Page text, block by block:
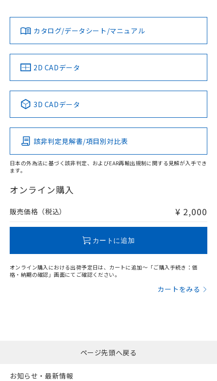
ダウンロードデータをご利用いただく前に、以下を必ずお読
みください。
ソフトウェアの使用条件
対応済み
中国 RoHS 注意事項・凡例
Pb Hg Cd Cr(VI)
O
在庫等で未対応品が混在する可能性があります。
問い合わせください。
カタログ/データシート/マニュアル
2D CADデータ
3D CADデータ
該非判定見解書/項目別対比表
日本の外為法に基づく該非判定、およびEAR再輸出規制に関する見解が入手でき
ます。
オンライン購入
販売価格（税込） ¥ 2,000
カートに追加
オンライン購入における出荷予定日は、カートに追加～「ご購入手続き：価
格・納期の確認」画面にてご確認ください。
カートをみる
ページ先頭へ戻る
お知らせ・最新情報